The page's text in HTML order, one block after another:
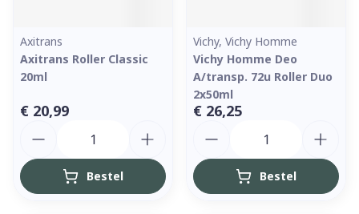
Axitrans
Axitrans Roller Classic
20ml
€ 20,99
Bestel
Vichy, Vichy Homme
Vichy Homme Deo
A/transp. 72u Roller Duo
2x50ml
€ 26,25
Bestel